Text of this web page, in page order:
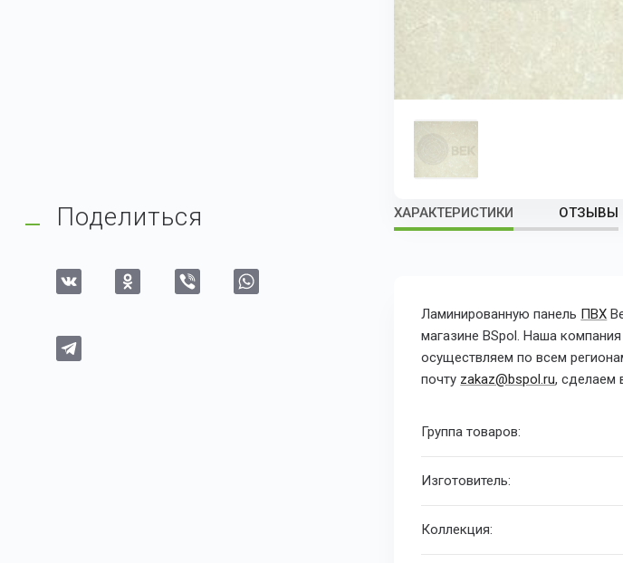
ХАРАКТЕРИСТИКИ ОТЗЫВЫ
Ламинированную панель ПВХ
магазине BSpol. Наша
осуществляем по всем
почту zakaz@bspol.ru, сделаем
Группа товаров:
Изготовитель:
Коллекция:
Поделиться